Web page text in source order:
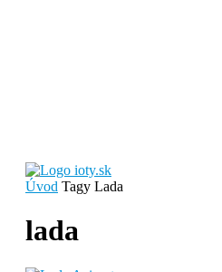
Úvod Tagy Lada
lada